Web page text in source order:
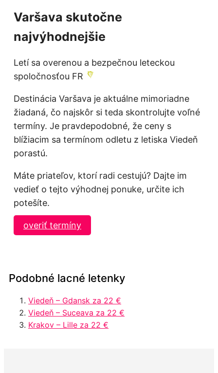
Varšava skutočne
najvýhodnejšie
Letí sa overenou a bezpečnou leteckou
spoločnosťou FR
Destinácia Varšava je aktuálne mimoriadne
žiadaná, čo najskôr si teda skontrolujte voľné
termíny. Je pravdepodobné, že ceny s
blížiacim sa termínom odletu z letiska Viedeň
porastú.
Máte priateľov, ktorí radi cestujú? Dajte im
vedieť o tejto výhodnej ponuke, určite ich
potešíte.
overiť termíny
Podobné lacné letenky
Viedeň – Gdansk za 22 €
Viedeň – Suceava za 22 €
Krakov – Lille za 22 €